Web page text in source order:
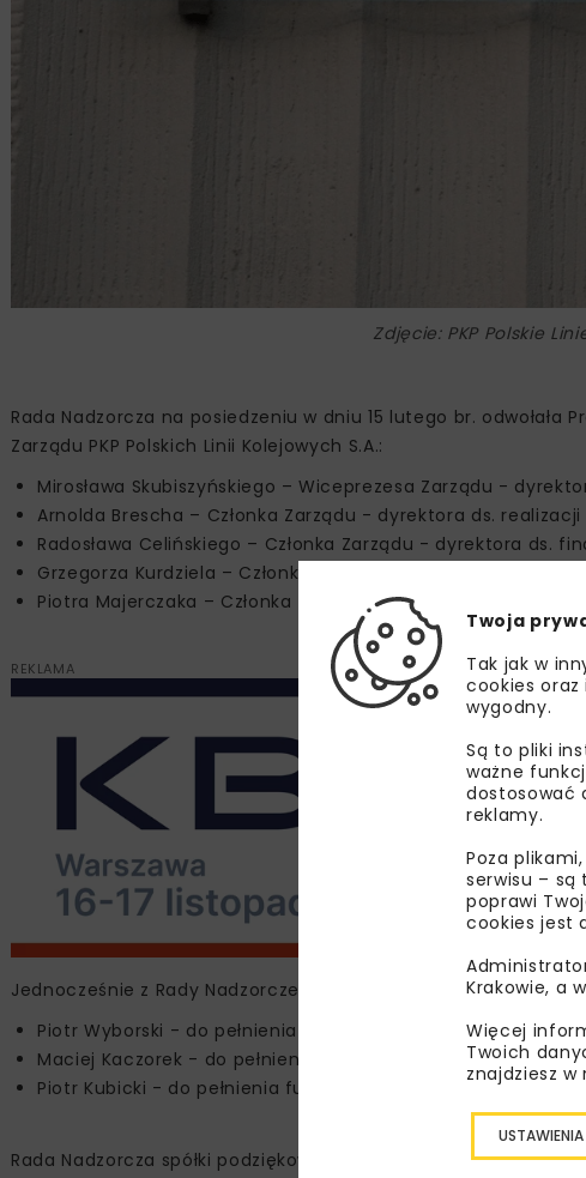
Zdjęcie: PKP Polskie
Rada Nadzorcza na posiedzeniu w dniu 15 lutego br. odwołała
Zarządu PKP Polskich Linii Kolejowych S.A.:
Mirosława Skubiszyńskiego – Wiceprezesa Zarządu -
Arnolda Brescha – Członka Zarządu - dyrektora ds.
Radosława Celińskiego – Członka Zarządu - dyrektora ds.
Grzegorza Kurdziela – Członka Zarządu - dyrektora ds.
Piotra Majerczaka – Członka Zarządu - dyrektora ds.
REKLAMA
Jednocześnie z Rady Nadzorczej Spółki do Zarządu
Piotr Wyborski - do pełnienia od dnia 19 lutego br. funkcji
Maciej Kaczorek - do pełnienia funkcji Członka Zarządu;
Piotr Kubicki - do pełnienia funkcji Członka Zarządu.
Rada Nadzorcza spółki podziękowała dotychczasowemu
Twoja
Tak jak w
cookies
wygodny.
Są to pliki
ważne
dostosować
reklamy.
Poza
serwisu – są
poprawi
cookies jest
Krakowie, a
Więcej
Twoich
znajdziesz w